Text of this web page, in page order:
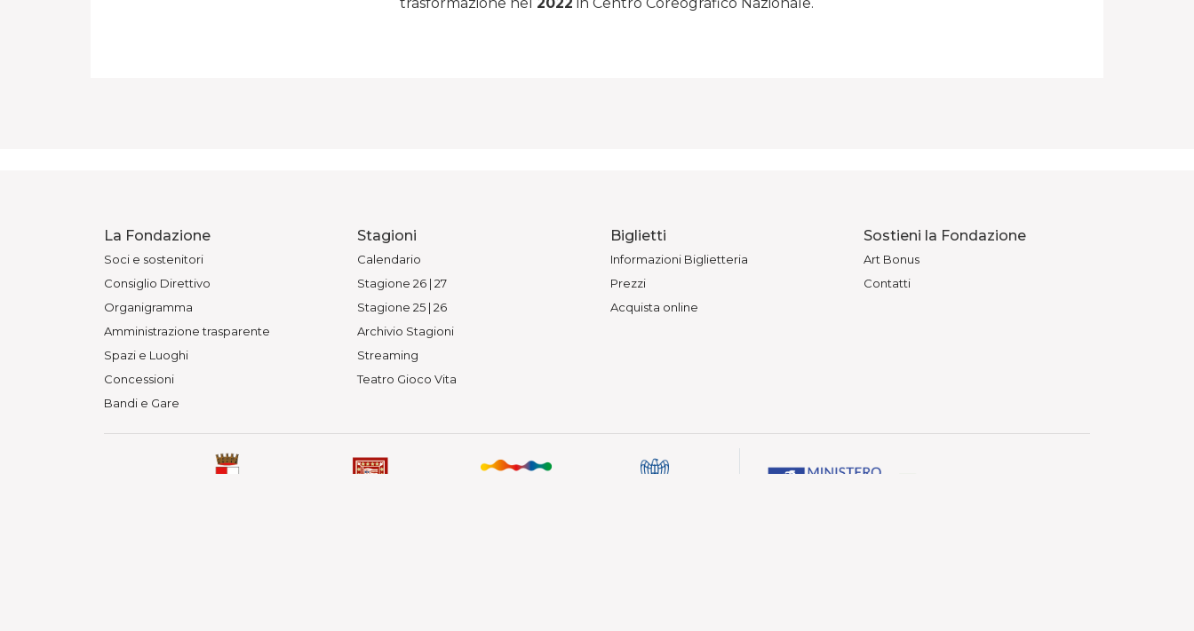
La Fondazione
Soci e sostenitori
Consiglio Direttivo
Organigramma
Amministrazione trasparente
Spazi e Luoghi
Concessioni
Bandi e Gare
Stagioni
Calendario
Stagione 26 | 27
Stagione 25 | 26
Archivio Stagioni
Streaming
Teatro Gioco Vita
Biglietti
Informazioni Biglietteria
Prezzi
Acquista online
Sostieni la Fondazione
Art Bonus
Contatti